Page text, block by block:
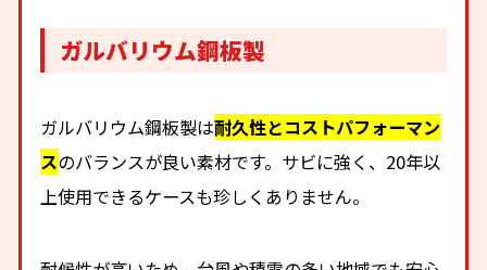
ガルバリウム鋼板製
ガルバリウム鋼板製は耐久性とコストパフォーマン
スのバランスが良い素材です。サビに強く、20年以
上使用できるケースも珍しくありません。